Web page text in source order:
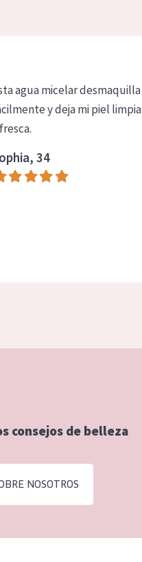
agua micelar desmaquilla
y deja mi piel limpia
34
consejos de belleza
NOSOTROS